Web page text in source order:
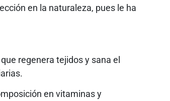
en la naturaleza, pues le ha
regenera tejidos y sana el
en vitaminas y